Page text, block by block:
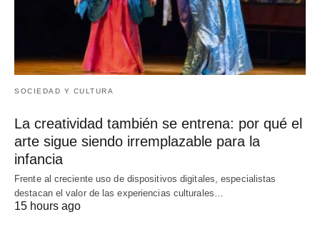
SOCIEDAD Y CULTURA
La creatividad también se entrena: por qué el
arte sigue siendo irremplazable para la
infancia
Frente al creciente uso de dispositivos digitales, especialistas
destacan el valor de las experiencias culturales…
15 hours ago